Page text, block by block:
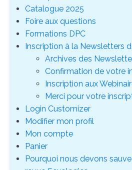
Catalogue 2025
Foire aux questions
Formations DPC
Inscription à la Newsletters
Archives des
Confirmation de votre
Inscription aux
Merci pour votre
Login Customizer
Modifier mon profil
Mon compte
Panier
Pourquoi nous devons